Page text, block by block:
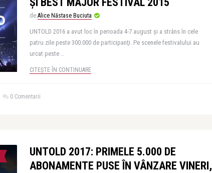
de Alice Năstase Buciuta
UNTOLD 2016 a avut loc în perioada 4-7 august şi a strâns în cele
patru zile peste 300.000 de participanţi. Pe scenele festivalului au
urcat peste ..
CITEȘTE ÎN CONTINUARE
0 Comentarii
UNTOLD 2017: PRIMELE 5.000 DE
ABONAMENTE PUSE ÎN VÂNZARE VINERI,